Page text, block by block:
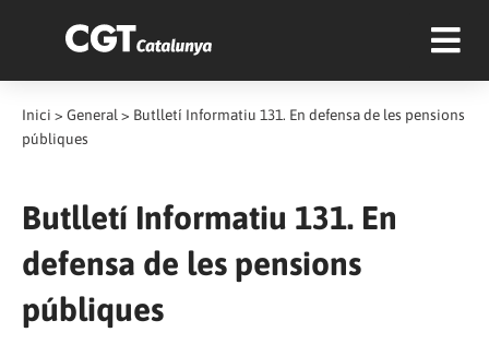
Inici > General > Butlletí Informatiu 131. En defensa de les pensions
públiques
Butlletí Informatiu 131. En
defensa de les pensions
públiques